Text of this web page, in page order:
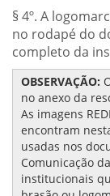
§ 4º. A
no rodapé do
completo da
OBSERVAÇÃO:
no anexo da
As imagens
encontram
usadas nos
Comunicação
institucionais